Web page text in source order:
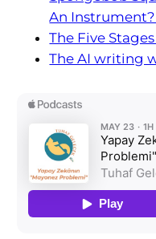
An Instrument?
The Five
The AI writing